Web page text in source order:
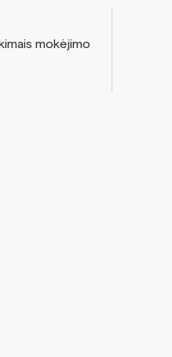
mokėjimo